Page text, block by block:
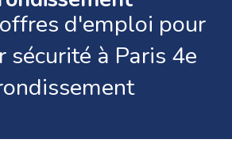
d'emploi pour
sécurité à Paris 4e